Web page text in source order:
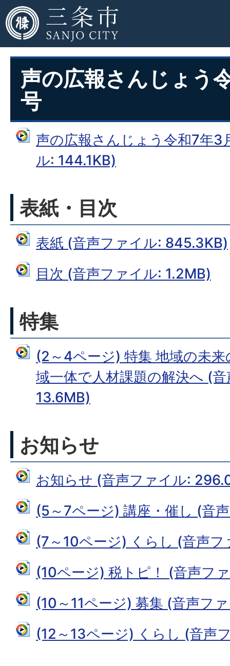
声の広報さんじょう
号
声の広報さんじょう令和7年3
ル: 144.1KB)
表紙・目次
表紙 (音声ファイル: 845.3KB)
目次 (音声ファイル: 1.2MB)
特集
(2～4ページ) 特集 地域の未
域一体で人材課題の解決へ (
13.6MB)
お知らせ
お知らせ (音声ファイル:
(5～7ページ) 講座・催し (音
(7～10ページ) くらし (音声
(10ページ) 税トピ！ (音声フ
(10～11ページ) 募集 (音声フ
(12～13ページ) くらし (音声